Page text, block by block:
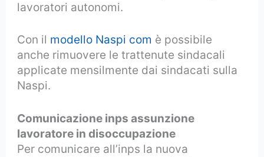
lavoratori autonomi.
Con il modello Naspi com è possibile
anche rimuovere le trattenute sindacali
applicate mensilmente dai sindacati sulla
Naspi.
Comunicazione inps assunzione
lavoratore in disoccupazione
Per comunicare all’inps la nuova